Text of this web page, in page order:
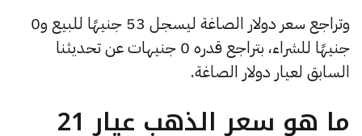
وتراجع سعر دولار الصاغة ليسجل 53 جنيهًا للبيع و0
جنيهًا للشراء، بتراجع قدره 0 جنيهات عن تحديثنا
السابق لعيار دولار الصاغة.
ما هو سعر الذهب عيار 21